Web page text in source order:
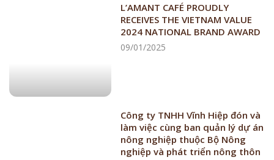
L’AMANT CAFÉ PROUDLY
RECEIVES THE VIETNAM VALUE
2024 NATIONAL BRAND AWARD
09/01/2025
Công ty TNHH Vĩnh Hiệp đón và
làm việc cùng ban quản lý dự án
nông nghiệp thuộc Bộ Nông
nghiệp và phát triển nông thôn